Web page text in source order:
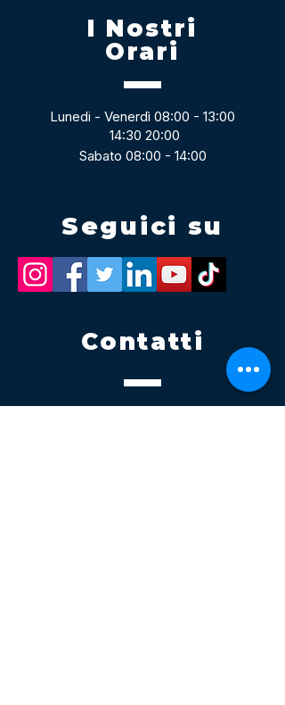
I Nostri
Orari
Lunedi - Venerdì 08:00 - 13:00
14:30 20:00
Sabato 08:00 - 14:00
Seguici su
Contatti